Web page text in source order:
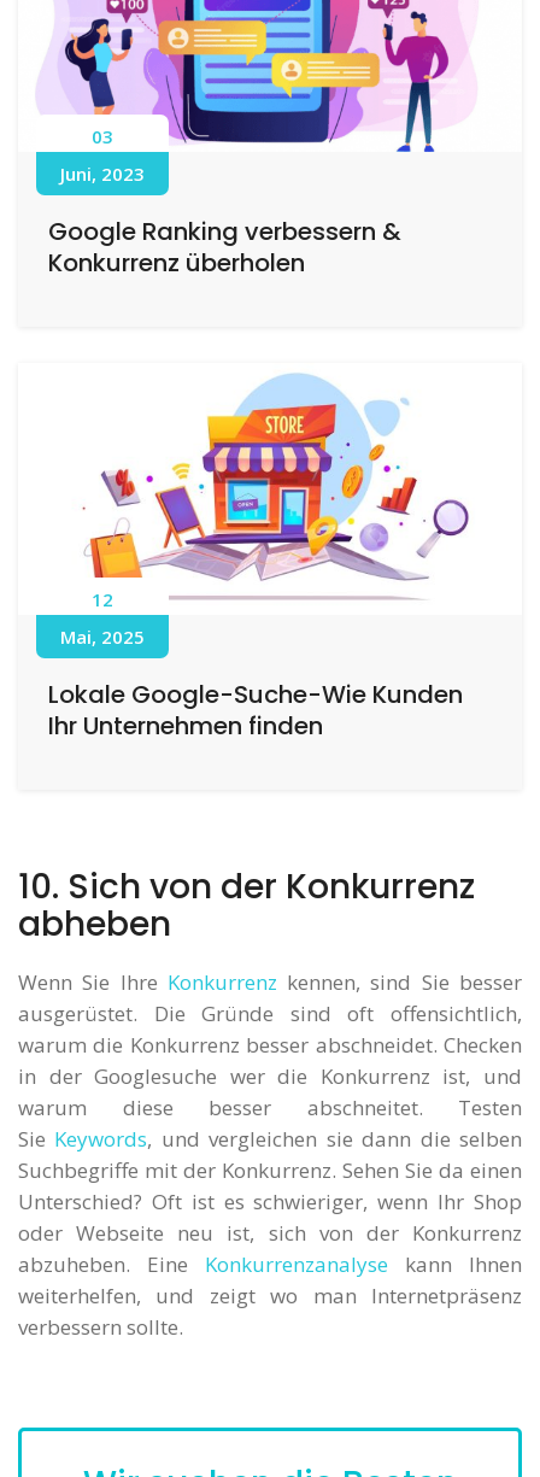
03
Juni, 2023
Google Ranking verbessern &
Konkurrenz überholen
12
Mai, 2025
Lokale Google-Suche-Wie Kunden
Ihr Unternehmen finden
10. Sich von der Konkurrenz
abheben
Wenn Sie Ihre Konkurrenz kennen, sind Sie besser
ausgerüstet. Die Gründe sind oft offensichtlich,
warum die Konkurrenz besser abschneidet. Checken
in der Googlesuche wer die Konkurrenz ist, und
warum diese besser abschneitet. Testen
Sie Keywords, und vergleichen sie dann die selben
Suchbegriffe mit der Konkurrenz. Sehen Sie da einen
Unterschied? Oft ist es schwieriger, wenn Ihr Shop
oder Webseite neu ist, sich von der Konkurrenz
abzuheben. Eine Konkurrenzanalyse kann Ihnen
weiterhelfen, und zeigt wo man Internetpräsenz
verbessern sollte.